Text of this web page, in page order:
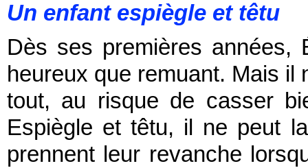
Un enfant espiègle et têtu
Dès ses premières années,
heureux que remuant. Mais
tout, au risque de casser
Espiègle et têtu, il ne peut
prennent leur revanche